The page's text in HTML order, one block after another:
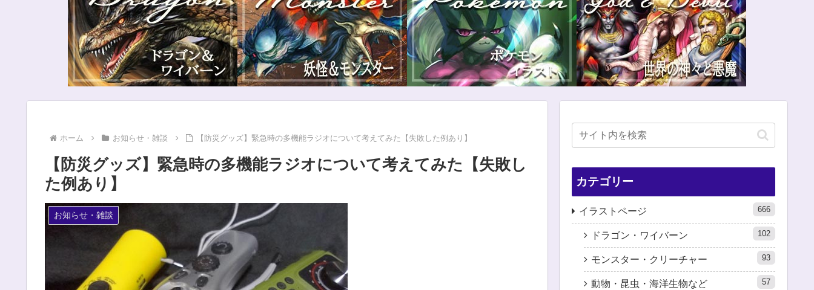
ホーム お知らせ・雑談 【防災グッズ】緊急時の多機能ラジオについて考えてみた【失敗した例あり】
【防災グッズ】緊急時の多機能ラジオについて考えてみた【失敗し
た例あり】
お知らせ・雑談
カテゴリー
イラストページ 666
ドラゴン・ワイバーン 102
モンスター・クリーチャー 93
動物・昆虫・海洋生物など 57